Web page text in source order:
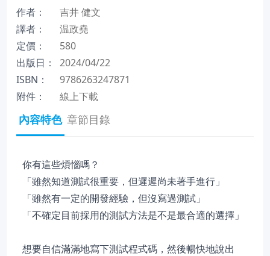
作者：
吉井 健文
譯者：
温政堯
定價：
580
出版日：
2024/04/22
ISBN：
9786263247871
附件：
線上下載
內容特色 章節目錄
你有這些煩惱嗎？
「雖然知道測試很重要，但遲遲尚未著手進行」
「雖然有一定的開發經驗，但沒寫過測試」
「不確定目前採用的測試方法是不是最合適的選擇」
想要自信滿滿地寫下測試程式碼，然後暢快地說出